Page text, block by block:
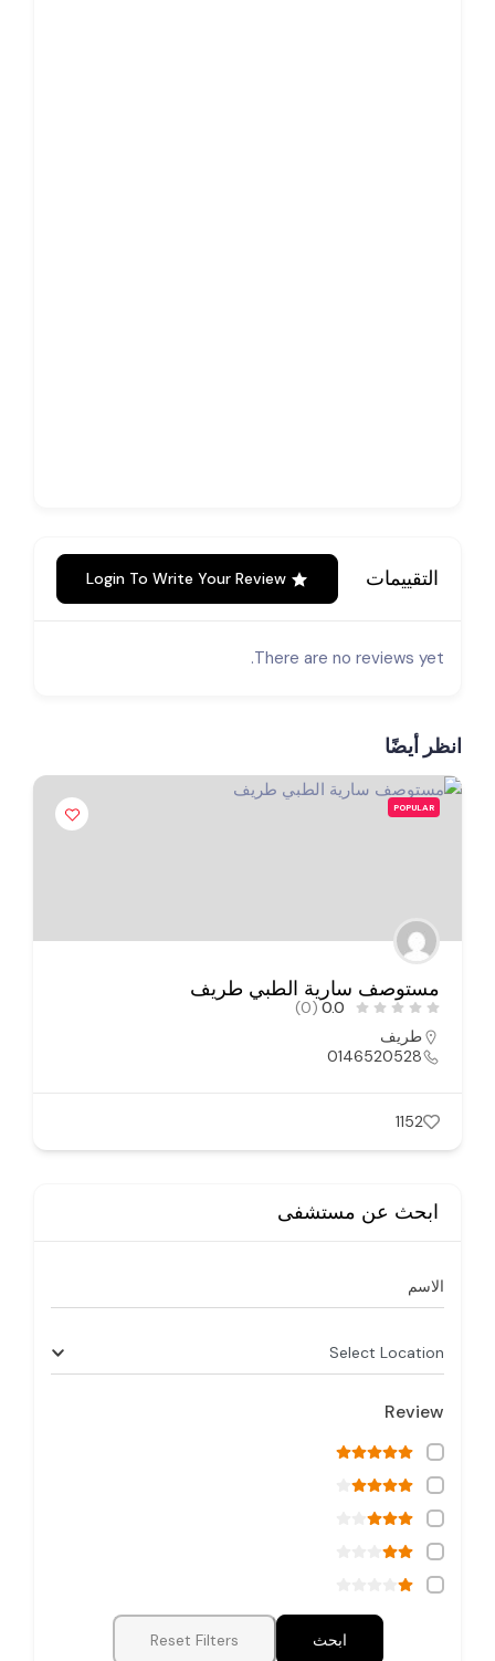
التقييمات Login To Write Your Review
There are no reviews yet.
انظر أيضًا
POPULAR
مستوصف سارية الطبي طريف
0.0
(0)
طريف
0146520528
1152
ابحث عن مستشفى
الاسم
Select Location
Review
ابحث Reset Filters